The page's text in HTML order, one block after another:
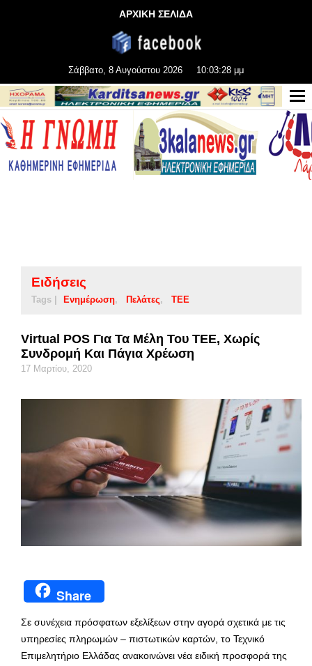
ΑΡΧΙΚΗ ΣΕΛΙΔΑ
Σάββατο, 8 Αυγούστου 2026 10:03:29 μμ
Ειδήσεις
Tags | Ενημέρωση Πελάτες ΤΕΕ
Virtual POS Για Τα Μέλη Του ΤΕΕ, Χωρίς
Συνδρομή Και Πάγια Χρέωση
17 Μαρτίου, 2020
Share
Σε συνέχεια πρόσφατων εξελίξεων στην αγορά σχετικά με τις
υπηρεσίες πληρωμών – πιστωτικών καρτών, το Τεχνικό
Επιμελητήριο Ελλάδας ανακοινώνει νέα ειδική προσφορά της